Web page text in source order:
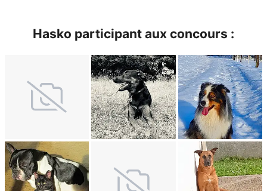
Hasko participant aux concours :